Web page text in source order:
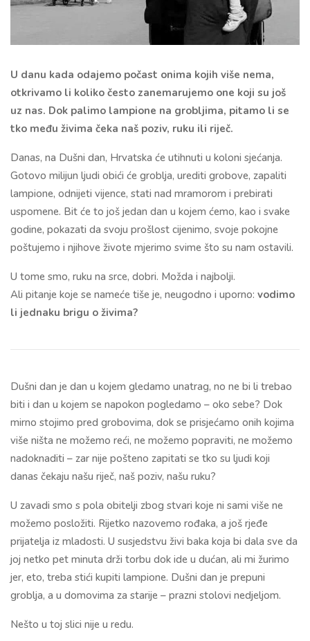
U danu kada odajemo počast onima kojih više nema,
otkrivamo li koliko često zanemarujemo one koji su još
uz nas. Dok palimo lampione na grobljima, pitamo li se
tko među živima čeka naš poziv, ruku ili riječ.
Danas, na Dušni dan, Hrvatska će utihnuti u koloni sjećanja.
Gotovo milijun ljudi obići će groblja, urediti grobove, zapaliti
lampione, odnijeti vijence, stati nad mramorom i prebirati
uspomene. Bit će to još jedan dan u kojem ćemo, kao i svake
godine, pokazati da svoju prošlost cijenimo, svoje pokojne
poštujemo i njihove živote mjerimo svime što su nam ostavili.
U tome smo, ruku na srce, dobri. Možda i najbolji.
Ali pitanje koje se nameće tiše je, neugodno i uporno: vodimo
li jednaku brigu o živima?
Dušni dan je dan u kojem gledamo unatrag, no ne bi li trebao
biti i dan u kojem se napokon pogledamo – oko sebe? Dok
mirno stojimo pred grobovima, dok se prisjećamo onih kojima
više ništa ne možemo reći, ne možemo popraviti, ne možemo
nadoknaditi – zar nije pošteno zapitati se tko su ljudi koji
danas čekaju našu riječ, naš poziv, našu ruku?
U zavadi smo s pola obitelji zbog stvari koje ni sami više ne
možemo posložiti. Rijetko nazovemo rođaka, a još rjeđe
prijatelja iz mladosti. U susjedstvu živi baka koja bi dala sve da
joj netko pet minuta drži torbu dok ide u dućan, ali mi žurimo
jer, eto, treba stići kupiti lampione. Dušni dan je prepuni
groblja, a u domovima za starije – prazni stolovi nedjeljom.
Nešto u toj slici nije u redu.